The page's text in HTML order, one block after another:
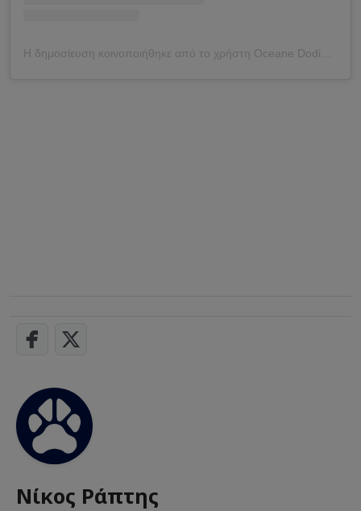
Η δημοσίευση κοινοποιήθηκε από το χρήστη Oceane Dodin (@oceane_dodin)
Νίκος Ράπτης